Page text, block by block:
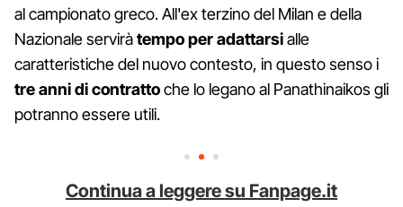
al campionato greco. All'ex terzino del Milan e della
Nazionale serviràtempo per adattarsialle
caratteristiche del nuovo contesto, in questo senso i
tre anni di contrattoche lo legano al Panathinaikos gli
potranno essere utili.
Continua a leggere su Fanpage.it